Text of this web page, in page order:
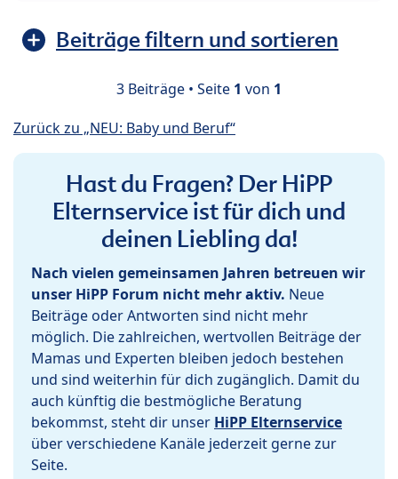
Beiträge filtern und sortieren
3 Beiträge • Seite 1 von 1
Zurück zu „NEU: Baby und Beruf“
Hast du Fragen? Der HiPP
Elternservice ist für dich und
deinen Liebling da!
Nach vielen gemeinsamen Jahren betreuen wir
unser HiPP Forum nicht mehr aktiv. Neue
Beiträge oder Antworten sind nicht mehr
möglich. Die zahlreichen, wertvollen Beiträge der
Mamas und Experten bleiben jedoch bestehen
und sind weiterhin für dich zugänglich. Damit du
auch künftig die bestmögliche Beratung
bekommst, steht dir unser HiPP Elternservice
über verschiedene Kanäle jederzeit gerne zur
Seite.